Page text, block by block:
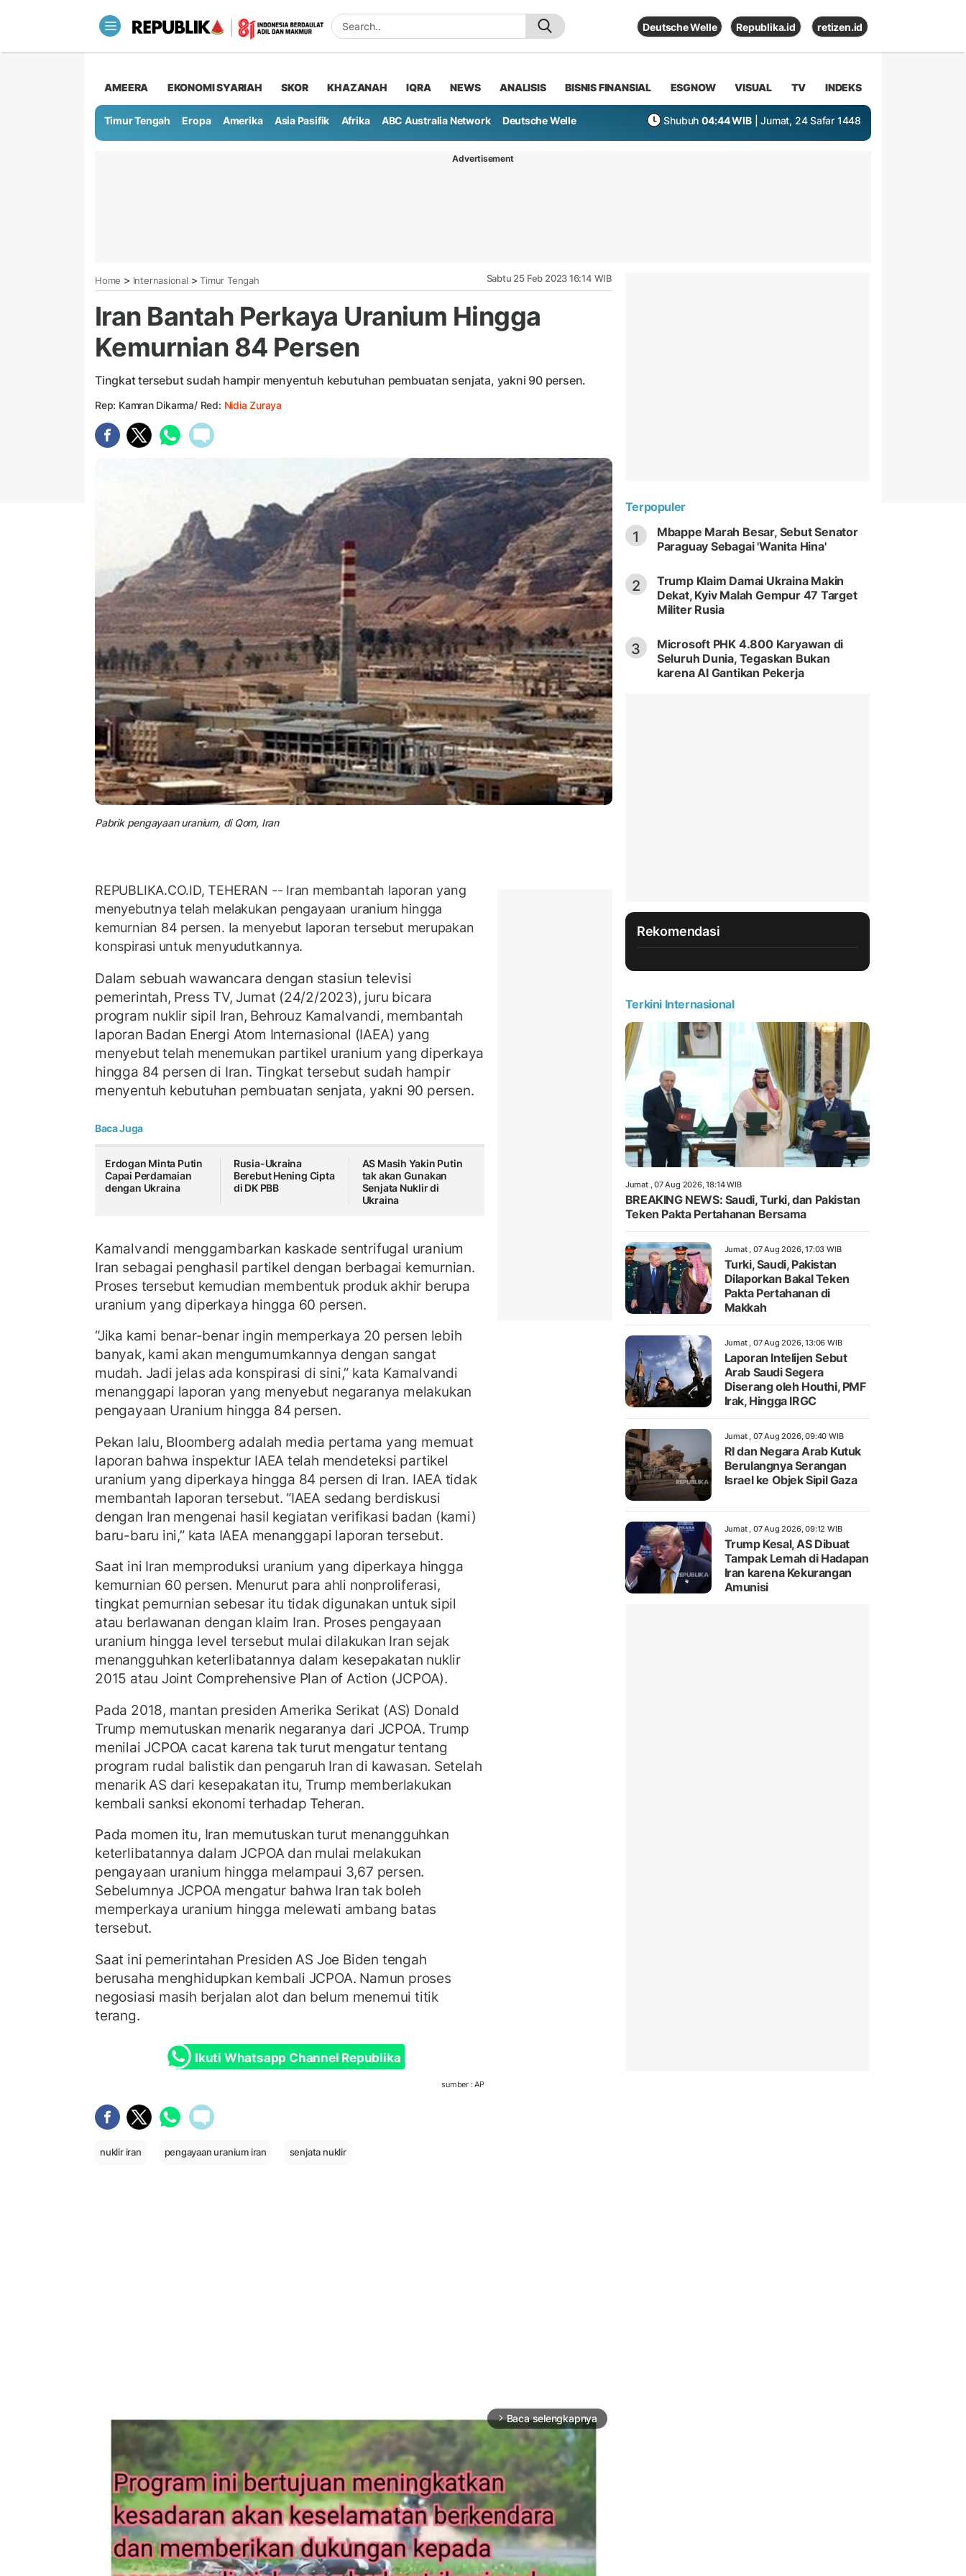
Deutsche Welle Republika.id retizen.id
AMEERA EKONOMI SYARIAH SKOR KHAZANAH IQRA NEWS ANALISIS BISNIS FINANSIAL ESGNOW VISUAL TV INDEKS
Timur Tengah Eropa Amerika Asia Pasifik Afrika ABC Australia Network Deutsche Welle Shubuh 04:44 WIB | Jumat, 24 Safar 1448
Advertisement
Home > Internasional > Timur Tengah Sabtu 25 Feb 2023 16:14 WIB
Iran Bantah Perkaya Uranium Hingga
Kemurnian 84 Persen
Tingkat tersebut sudah hampir menyentuh kebutuhan pembuatan senjata, yakni 90 persen.
Rep: Kamran Dikarma/ Red: Nidia Zuraya
Pabrik pengayaan uranium, di Qom, Iran
REPUBLIKA.CO.ID, TEHERAN -- Iran membantah laporan yang
menyebutnya telah melakukan pengayaan uranium hingga
kemurnian 84 persen. Ia menyebut laporan tersebut merupakan
konspirasi untuk menyudutkannya.
Dalam sebuah wawancara dengan stasiun televisi
pemerintah, Press TV, Jumat (24/2/2023), juru bicara
program nuklir sipil Iran, Behrouz Kamalvandi, membantah
laporan Badan Energi Atom Internasional (IAEA) yang
menyebut telah menemukan partikel uranium yang diperkaya
hingga 84 persen di Iran. Tingkat tersebut sudah hampir
menyentuh kebutuhan pembuatan senjata, yakni 90 persen.
Baca Juga
Erdogan Minta Putin
Capai Perdamaian
dengan Ukraina
Rusia-Ukraina
Berebut Hening Cipta
di DK PBB
AS Masih Yakin Putin
tak akan Gunakan
Senjata Nuklir di
Ukraina
Kamalvandi menggambarkan kaskade sentrifugal uranium
Iran sebagai penghasil partikel dengan berbagai kemurnian.
Proses tersebut kemudian membentuk produk akhir berupa
uranium yang diperkaya hingga 60 persen.
“Jika kami benar-benar ingin memperkaya 20 persen lebih
banyak, kami akan mengumumkannya dengan sangat
mudah. Jadi jelas ada konspirasi di sini,” kata Kamalvandi
menanggapi laporan yang menyebut negaranya melakukan
pengayaan Uranium hingga 84 persen.
Pekan lalu, Bloomberg adalah media pertama yang memuat
laporan bahwa inspektur IAEA telah mendeteksi partikel
uranium yang diperkaya hingga 84 persen di Iran. IAEA tidak
membantah laporan tersebut. “IAEA sedang berdiskusi
dengan Iran mengenai hasil kegiatan verifikasi badan (kami)
baru-baru ini,” kata IAEA menanggapi laporan tersebut.
Saat ini Iran memproduksi uranium yang diperkaya hingga
kemurnian 60 persen. Menurut para ahli nonproliferasi,
tingkat pemurnian sebesar itu tidak digunakan untuk sipil
atau berlawanan dengan klaim Iran. Proses pengayaan
uranium hingga level tersebut mulai dilakukan Iran sejak
menangguhkan keterlibatannya dalam kesepakatan nuklir
2015 atau Joint Comprehensive Plan of Action (JCPOA).
Pada 2018, mantan presiden Amerika Serikat (AS) Donald
Trump memutuskan menarik negaranya dari JCPOA. Trump
menilai JCPOA cacat karena tak turut mengatur tentang
program rudal balistik dan pengaruh Iran di kawasan. Setelah
menarik AS dari kesepakatan itu, Trump memberlakukan
kembali sanksi ekonomi terhadap Teheran.
Pada momen itu, Iran memutuskan turut menangguhkan
keterlibatannya dalam JCPOA dan mulai melakukan
pengayaan uranium hingga melampaui 3,67 persen.
Sebelumnya JCPOA mengatur bahwa Iran tak boleh
memperkaya uranium hingga melewati ambang batas
tersebut.
Saat ini pemerintahan Presiden AS Joe Biden tengah
berusaha menghidupkan kembali JCPOA. Namun proses
negosiasi masih berjalan alot dan belum menemui titik
terang.
Ikuti Whatsapp Channel Republika
sumber : AP
nuklir iran pengayaan uranium iran senjata nuklir
arrow_forward_ios Baca selengkapnya
Terpopuler
1
Mbappe Marah Besar, Sebut Senator
Paraguay Sebagai 'Wanita Hina'
2
Trump Klaim Damai Ukraina Makin
Dekat, Kyiv Malah Gempur 47 Target
Militer Rusia
3
Microsoft PHK 4.800 Karyawan di
Seluruh Dunia, Tegaskan Bukan
karena AI Gantikan Pekerja
Rekomendasi
Terkini Internasional
Jumat , 07 Aug 2026, 18:14 WIB
BREAKING NEWS: Saudi, Turki, dan Pakistan
Teken Pakta Pertahanan Bersama
Jumat , 07 Aug 2026, 17:03 WIB
Turki, Saudi, Pakistan
Dilaporkan Bakal Teken
Pakta Pertahanan di
Makkah
Jumat , 07 Aug 2026, 13:06 WIB
Laporan Intelijen Sebut
Arab Saudi Segera
Diserang oleh Houthi, PMF
Irak, Hingga IRGC
Jumat , 07 Aug 2026, 09:40 WIB
RI dan Negara Arab Kutuk
Berulangnya Serangan
Israel ke Objek Sipil Gaza
Jumat , 07 Aug 2026, 09:12 WIB
Trump Kesal, AS Dibuat
Tampak Lemah di Hadapan
Iran karena Kekurangan
Amunisi